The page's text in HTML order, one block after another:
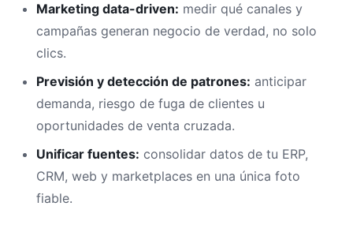
Marketing data-driven: medir qué canales y
campañas generan negocio de verdad, no solo
clics.
Previsión y detección de patrones: anticipar
demanda, riesgo de fuga de clientes u
oportunidades de venta cruzada.
Unificar fuentes: consolidar datos de tu ERP,
CRM, web y marketplaces en una única foto
fiable.